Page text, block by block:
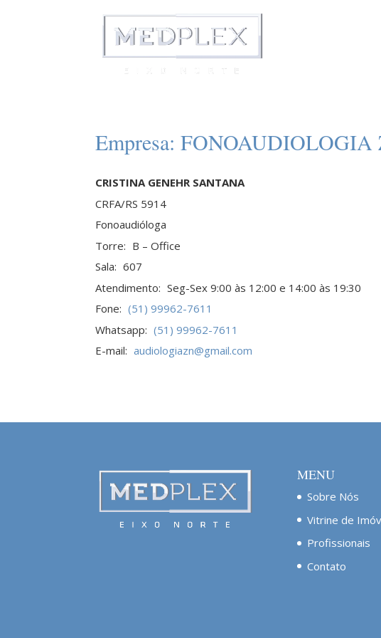
Empresa:FONOAUDIOLOGIA
CRISTINA GENEHR SANTANA
CRFA/RS 5914
Fonoaudióloga
Torre: B – Office
Sala: 607
Atendimento: Seg-Sex 9:00 às 12:00 e 14:00 às 19:30
Fone: (51) 99962-7611
Whatsapp: (51) 99962-7611
E-mail: audiologiazn@gmail.com
MENU
Sobre Nós
Vitrine de
Profissionais
Contato